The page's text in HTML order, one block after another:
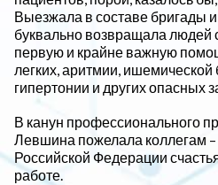
Выезжала в составе бригады
буквально возвращала людей
первую и крайне важную
легких, аритмии, ишемической
гипертонии и других опасных
В канун профессионального
Левшина пожелала коллегам
Российской Федерации
работе.